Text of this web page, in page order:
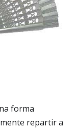
forma
repartir a